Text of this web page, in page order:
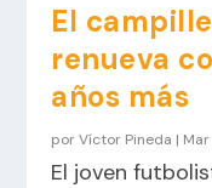
El
renueva
años más
porVíctor Pineda |
El joven